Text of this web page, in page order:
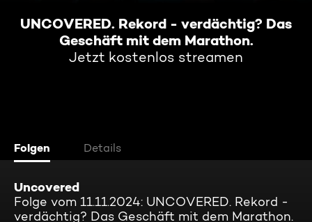
UNCOVERED. Rekord - verdächtig? Das
Geschäft mit dem Marathon.
Jetzt kostenlos streamen
Folgen Details
Uncovered
Folge vom 11.11.2024: UNCOVERED. Rekord -
verdächtig? Das Geschäft mit dem Marathon.